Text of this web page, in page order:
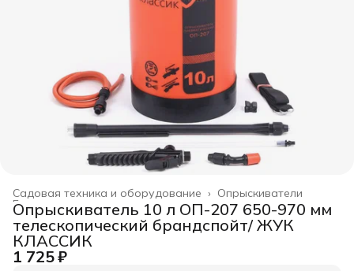
Опрыскиватели
Садовая техника и оборудование ›
Главная ›
Опрыскиватель 10 л ОП-207 650-970 мм
телескопический брандспойт/ ЖУК
КЛАССИК
1 725 ₽